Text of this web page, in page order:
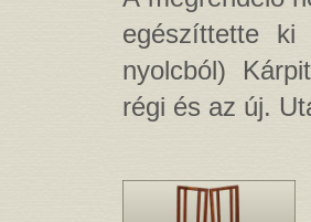
egészíttette
nyolcból)
régi és az új.